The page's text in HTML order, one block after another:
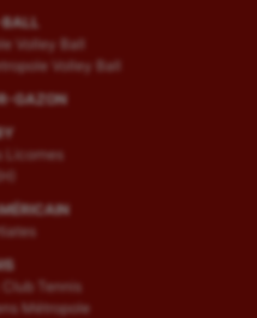
Volley Ball
Volley Ball
GAZON
Licornes
Tennis
Métropole